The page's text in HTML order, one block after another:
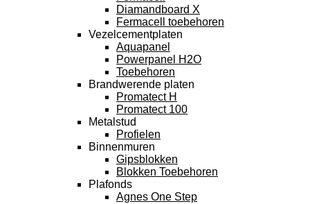
Diamandboard X
Fermacell toebehoren
Vezelcementplaten
Aquapanel
Powerpanel H2O
Toebehoren
Brandwerende platen
Promatect H
Promatect 100
Metalstud
Profielen
Binnenmuren
Gipsblokken
Blokken Toebehoren
Plafonds
Agnes One Step